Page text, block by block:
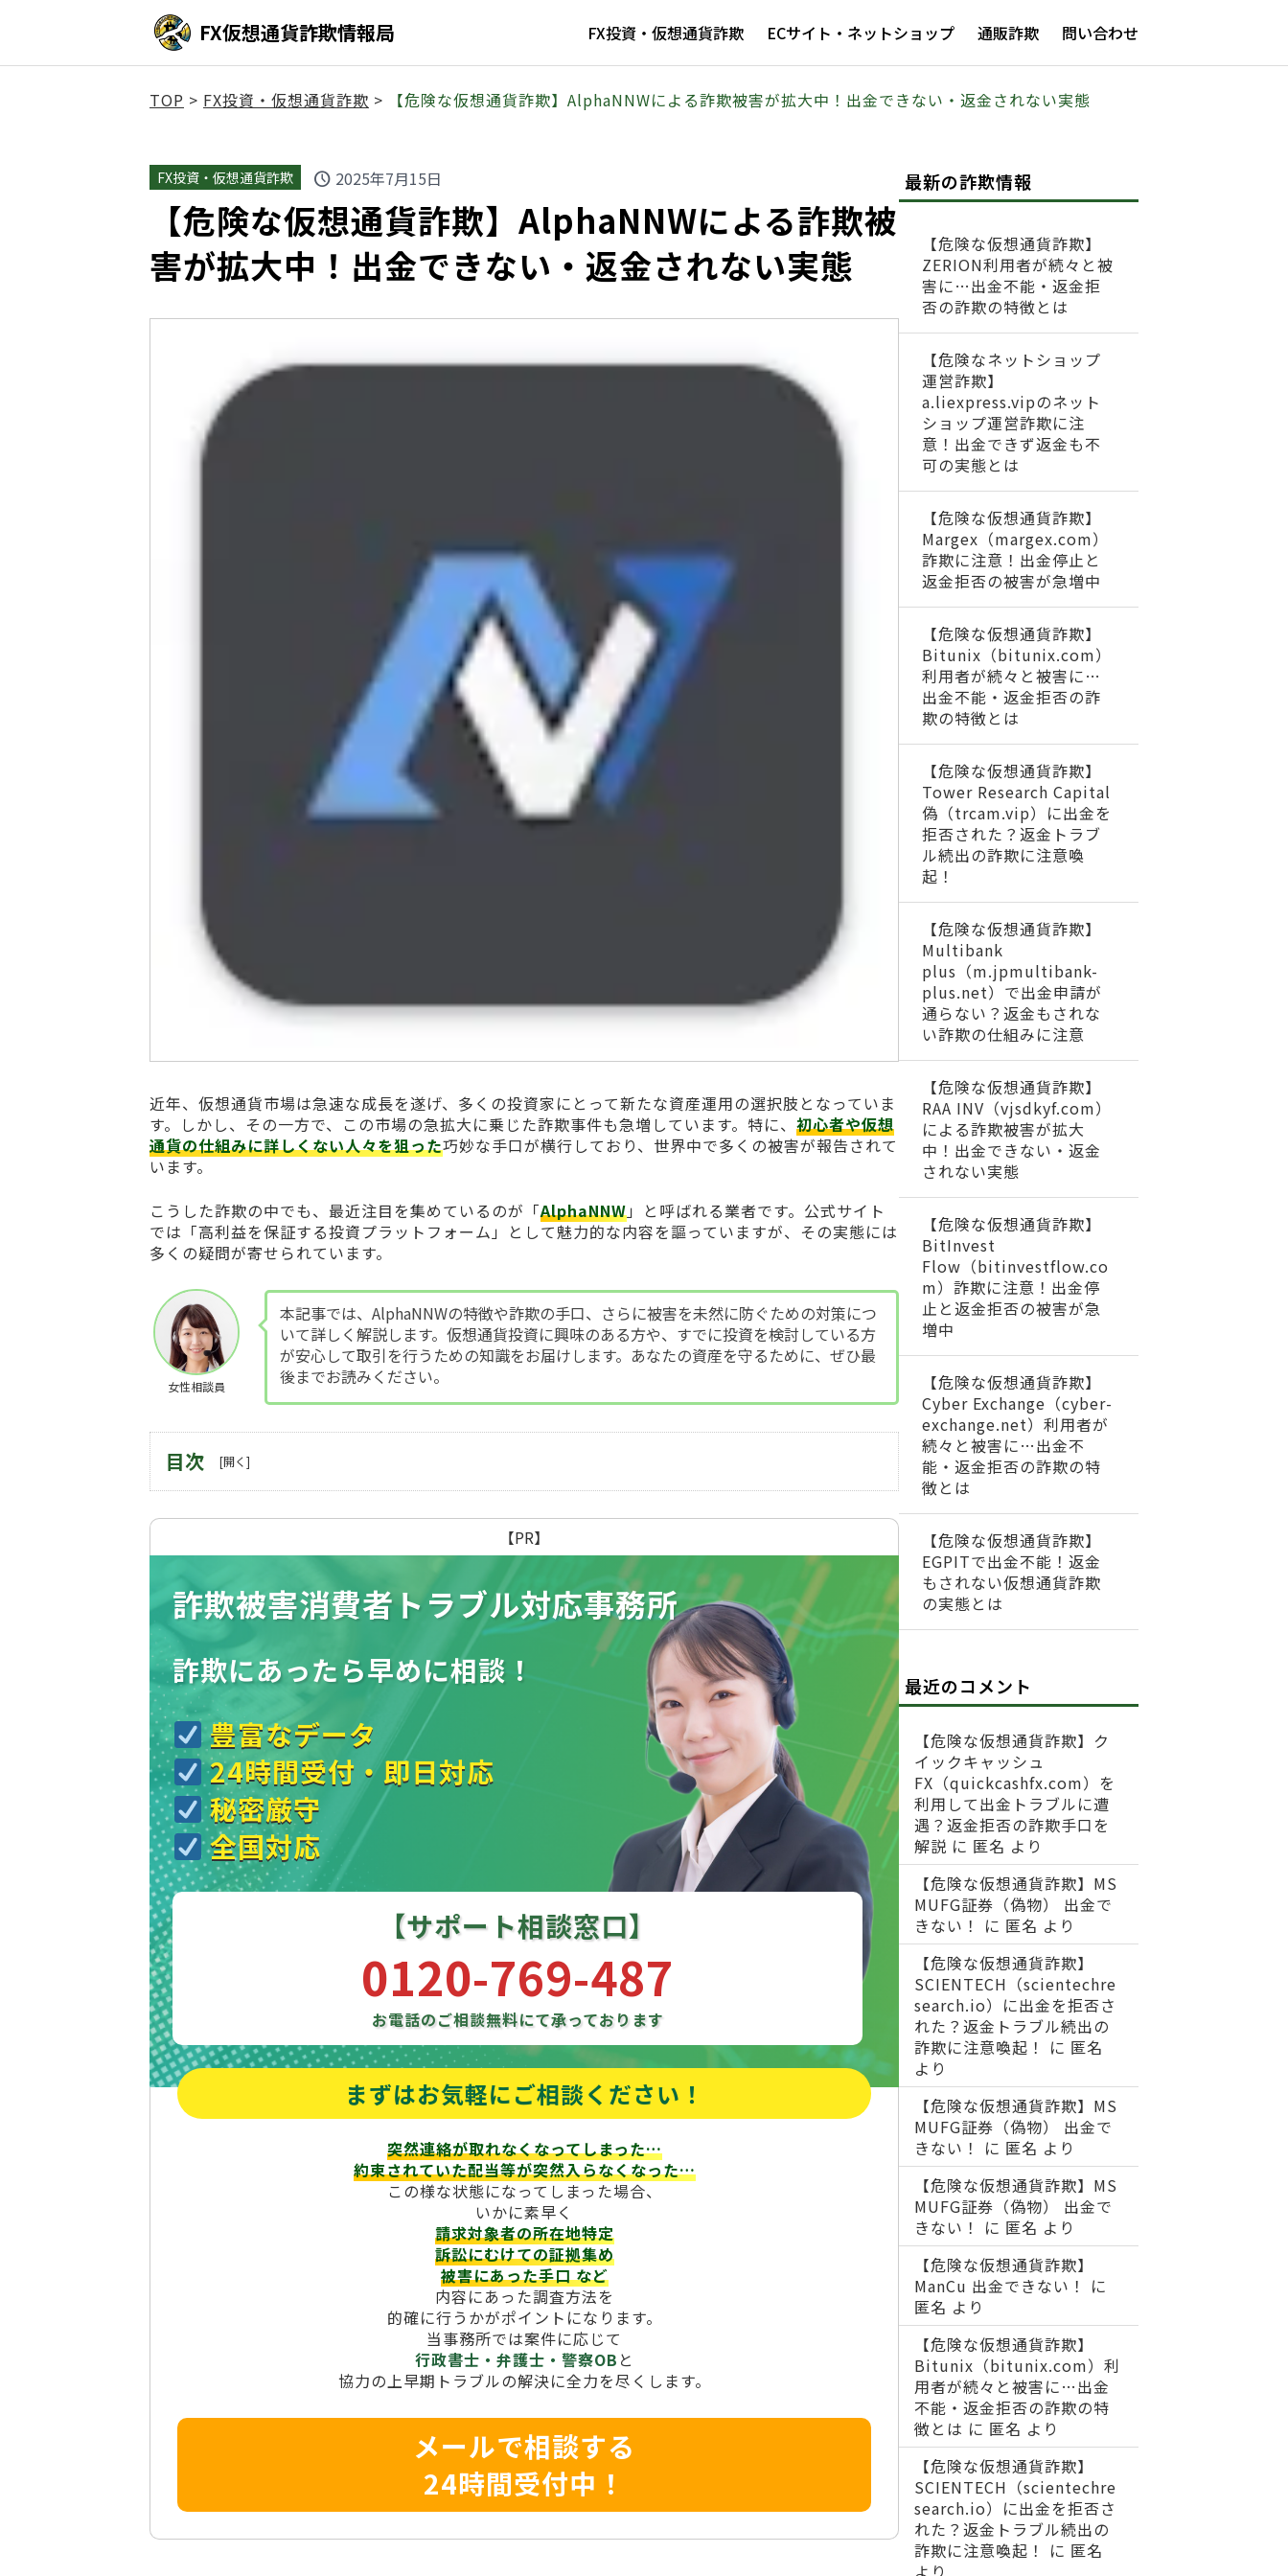
FX仮想通貨詐欺情報局 FX投資・仮想通貨詐欺 ECサイト・ネットショップ 通販詐欺 問い合わせ
TOP > FX投資・仮想通貨詐欺 > 【危険な仮想通貨詐欺】AlphaNNWによる詐欺被害が拡大中！出金できない・返金されない実態
FX投資・仮想通貨詐欺 schedule 2025年7月15日
【危険な仮想通貨詐欺】AlphaNNWによる詐欺被
害が拡大中！出金できない・返金されない実態
近年、仮想通貨市場は急速な成長を遂げ、多くの投資家にとって新たな資産運用の選択肢となっていま
す。しかし、その一方で、この市場の急拡大に乗じた詐欺事件も急増しています。特に、 初心者や仮想
通貨の仕組みに詳しくない人々を狙った巧妙な手口が横行しており、世界中で多くの被害が報告されて
います。
こうした詐欺の中でも、最近注目を集めているのが「AlphaNNW」と呼ばれる業者です。公式サイト
では「高利益を保証する投資プラットフォーム」として魅力的な内容を謳っていますが、その実態には
多くの疑問が寄せられています。
女性相談員
本記事では、AlphaNNWの特徴や詐欺の手口、さらに被害を未然に防ぐための対策につ
いて詳しく解説します。仮想通貨投資に興味のある方や、すでに投資を検討している方
が安心して取引を行うための知識をお届けします。あなたの資産を守るために、ぜひ最
後までお読みください。
目次
【PR】
詐欺被害消費者トラブル対応事務所
詐欺にあったら早めに相談！
豊富なデータ
24時間受付・即日対応
秘密厳守
全国対応
【サポート相談窓口】
0120-769-487
お電話のご相談無料にて承っております
まずはお気軽にご相談ください！
突然連絡が取れなくなってしまった…
約束されていた配当等が突然入らなくなった…
この様な状態になってしまった場合、
いかに素早く
請求対象者の所在地特定
訴訟にむけての証拠集め
被害にあった手口など
内容にあった調査方法を
的確に行うかがポイントになります。
当事務所では案件に応じて
行政書士・弁護士・警察OB と
協力の上早期トラブルの解決に全力を尽くします。
メールで相談する
24時間受付中！
最新の詐欺情報
【危険な仮想通貨詐欺】
ZERION利用者が続々と被
害に…出金不能・返金拒
否の詐欺の特徴とは
【危険なネットショップ
運営詐欺】
a.liexpress.vipのネット
ショップ運営詐欺に注
意！出金できず返金も不
可の実態とは
【危険な仮想通貨詐欺】
Margex（margex.com）
詐欺に注意！出金停止と
返金拒否の被害が急増中
【危険な仮想通貨詐欺】
Bitunix（bitunix.com）
利用者が続々と被害に…
出金不能・返金拒否の詐
欺の特徴とは
【危険な仮想通貨詐欺】
Tower Research Capital
偽（trcam.vip）に出金を
拒否された？返金トラブ
ル続出の詐欺に注意喚
起！
【危険な仮想通貨詐欺】
Multibank
plus（m.jpmultibank-
plus.net）で出金申請が
通らない？返金もされな
い詐欺の仕組みに注意
【危険な仮想通貨詐欺】
RAA INV（vjsdkyf.com）
による詐欺被害が拡大
中！出金できない・返金
されない実態
【危険な仮想通貨詐欺】
BitInvest
Flow（bitinvestflow.co
m）詐欺に注意！出金停
止と返金拒否の被害が急
増中
【危険な仮想通貨詐欺】
Cyber Exchange（cyber-
exchange.net）利用者が
続々と被害に…出金不
能・返金拒否の詐欺の特
徴とは
【危険な仮想通貨詐欺】
EGPITで出金不能！返金
もされない仮想通貨詐欺
の実態とは
最近のコメント
【危険な仮想通貨詐欺】ク
イックキャッシュ
FX（quickcashfx.com）を
利用して出金トラブルに遭
遇？返金拒否の詐欺手口を
解説 に 匿名 より
【危険な仮想通貨詐欺】MS
MUFG証券（偽物） 出金で
きない！
に 匿名 より
【危険な仮想通貨詐欺】
SCIENTECH（scientechre
search.io）に出金を拒否さ
れた？返金トラブル続出の
詐欺に注意喚起！
に 匿名
より
【危険な仮想通貨詐欺】MS
MUFG証券（偽物） 出金で
きない！
に 匿名 より
【危険な仮想通貨詐欺】MS
MUFG証券（偽物） 出金で
きない！
に 匿名 より
【危険な仮想通貨詐欺】
ManCu 出金できない！
に
匿名 より
【危険な仮想通貨詐欺】
Bitunix（bitunix.com）利
用者が続々と被害に…出金
不能・返金拒否の詐欺の特
徴とは に 匿名 より
【危険な仮想通貨詐欺】
SCIENTECH（scientechre
search.io）に出金を拒否さ
れた？返金トラブル続出の
詐欺に注意喚起！
に 匿名
より